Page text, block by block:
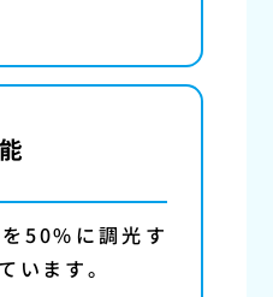
50%に調光す
います。